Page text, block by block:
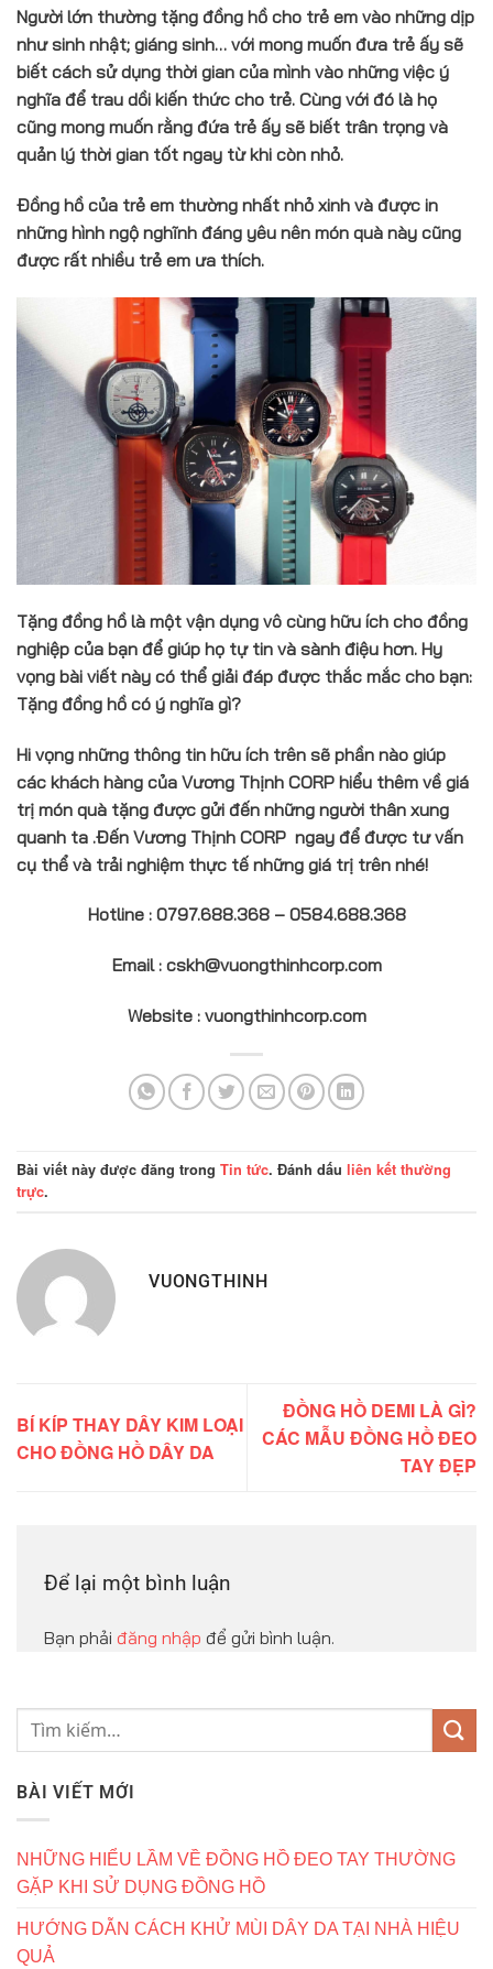
Người lớn thường tặng đồng hồ cho trẻ em vào những dịp
như sinh nhật; giáng sinh… với mong muốn đưa trẻ ấy sẽ
biết cách sử dụng thời gian của mình vào những việc ý
nghĩa để trau dồi kiến thức cho trẻ. Cùng với đó là họ
cũng mong muốn rằng đứa trẻ ấy sẽ biết trân trọng và
quản lý thời gian tốt ngay từ khi còn nhỏ.
Đồng hồ của trẻ em thường nhất nhỏ xinh và được in
những hình ngộ nghĩnh đáng yêu nên món quà này cũng
được rất nhiều trẻ em ưa thích.
Tặng đồng hồ là một vận dụng vô cùng hữu ích cho đồng
nghiệp của bạn để giúp họ tự tin và sành điệu hơn. Hy
vọng bài viết này có thể giải đáp được thắc mắc cho bạn:
Tặng đồng hồ có ý nghĩa gì?
Hi vọng những thông tin hữu ích trên sẽ phần nào giúp
các khách hàng của Vương Thịnh CORP hiểu thêm về giá
trị món quà tặng được gửi đến những người thân xung
quanh ta .Đến Vương Thịnh CORP ngay để được tư vấn
cụ thể và trải nghiệm thực tế những giá trị trên nhé!
Hotline : 0797.688.368 – 0584.688.368
Email : cskh@vuongthinhcorp.com
Website : vuongthinhcorp.com
Bài viết này được đăng trong Tin tức. Đánh dấu liên kết thường
trực.
VUONGTHINH
BÍ KÍP THAY DÂY KIM LOẠI
CHO ĐỒNG HỒ DÂY DA
ĐỒNG HỒ DEMI LÀ GÌ?
CÁC MẪU ĐỒNG HỒ ĐEO
TAY ĐẸP
Để lại một bình luận
Bạn phải đăng nhập để gửi bình luận.
BÀI VIẾT MỚI
NHỮNG HIỂU LẦM VỀ ĐỒNG HỒ ĐEO TAY THƯỜNG
GẶP KHI SỬ DỤNG ĐỒNG HỒ
HƯỚNG DẪN CÁCH KHỬ MÙI DÂY DA TẠI NHÀ HIỆU
QUẢ